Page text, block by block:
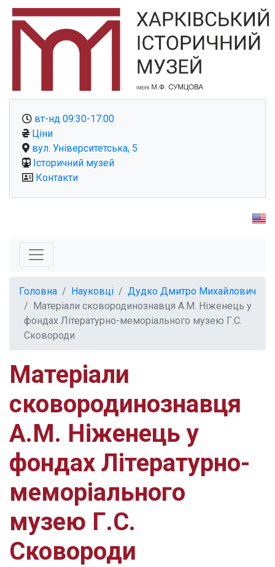
вт-нд 09:30-17:00
Ціни
вул. Університетська, 5
Історичний музей
Контакти
Головна Науковці
Дудко Дмитро Михайлович
Матеріали сковородинознавця А.М. Ніженець у
фондах Літературно-меморіального музею Г.С.
Сковороди
Матеріали
сковородинознавця
А.М. Ніженець у
фондах Літературно-
меморіального
музею Г.С.
Сковороди